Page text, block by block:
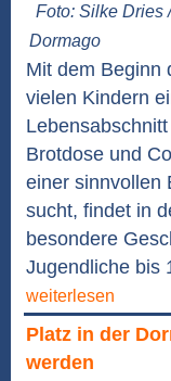
Foto: Silke Dries
Dormago
Mit dem Beginn
vielen Kindern
Brotdose und
einer sinnvollen
sucht, findet in
besondere
Jugendliche bis
weiterlesen
Platz in der
werden